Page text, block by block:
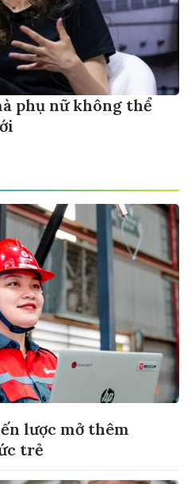
phụ nữ không thể
lược mở thêm
trẻ